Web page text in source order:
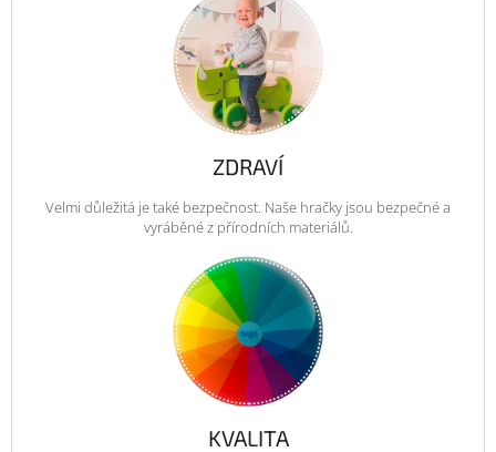
ZDRAVÍ
Velmi důležitá je také bezpečnost. Naše hračky jsou bezpečné a
vyráběné z přírodních materiálů.
KVALITA